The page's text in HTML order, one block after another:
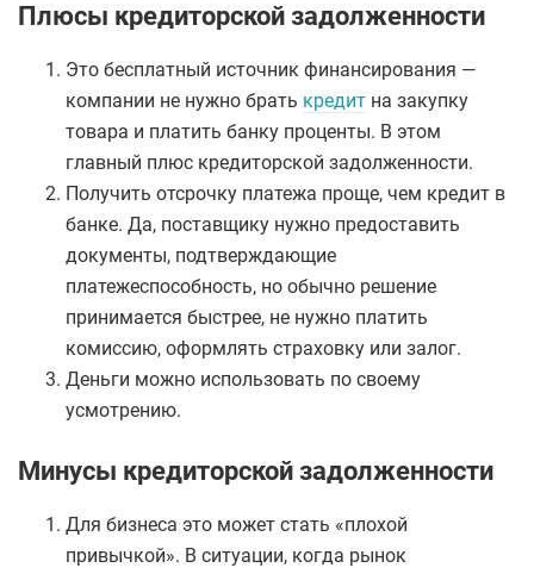
Плюсы кредиторской задолженности
Это бесплатный источник финансирования —
компании не нужно брать кредит на закупку
товара и платить банку проценты. В этом
главный плюс кредиторской задолженности.
Получить отсрочку платежа проще, чем кредит в
банке. Да, поставщику нужно предоставить
документы, подтверждающие
платежеспособность, но обычно решение
принимается быстрее, не нужно платить
комиссию, оформлять страховку или залог.
Деньги можно использовать по своему
усмотрению.
Минусы кредиторской задолженности
Для бизнеса это может стать «плохой
привычкой». В ситуации, когда рынок